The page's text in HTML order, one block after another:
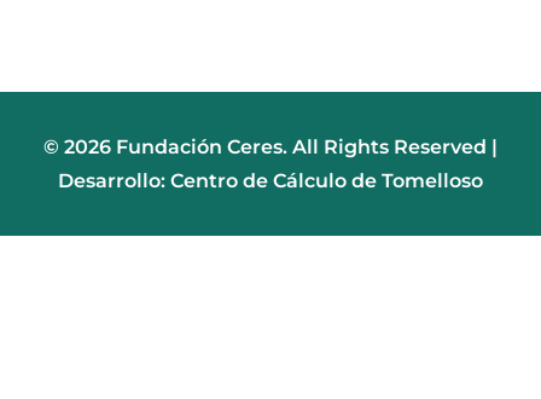
© 2026 Fundación Ceres. All Rights Reserved |
Desarrollo: Centro de Cálculo de Tomelloso